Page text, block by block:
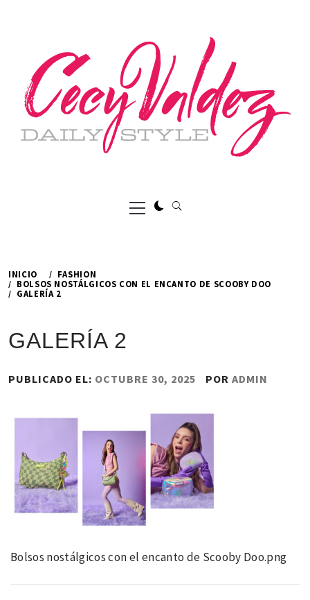
Menú
principal
INICIO
FASHION
BOLSOS NOSTÁLGICOS CON EL ENCANTO DE SCOOBY DOO
GALERÍA 2
GALERÍA 2
PUBLICADO EL: OCTUBRE 30, 2025 POR ADMIN
Bolsos nostálgicos con el encanto de Scooby Doo.png